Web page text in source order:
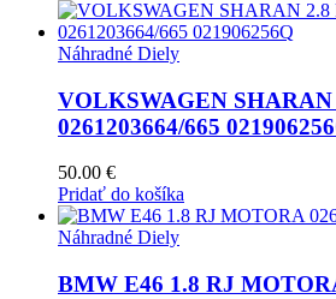
Náhradné Diely
VOLKSWAGEN
0261203664/665
50.00 €
Pridať do košíka
Náhradné Diely
BMW E46 1.8 RJ